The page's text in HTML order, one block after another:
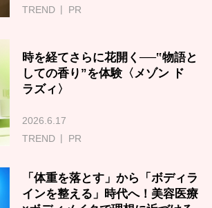
TREND
PR
時を経てさらに花開く──‟物語と
しての香り”を体験〈メゾン ド
ラズィ〉
2026.6.17
TREND
PR
「体重を落とす」から「ボディラ
インを整える」時代へ！美容医療